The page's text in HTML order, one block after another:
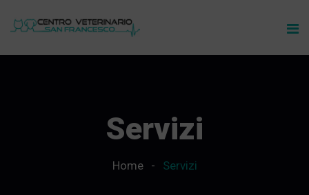
Servizi
Home Servizi